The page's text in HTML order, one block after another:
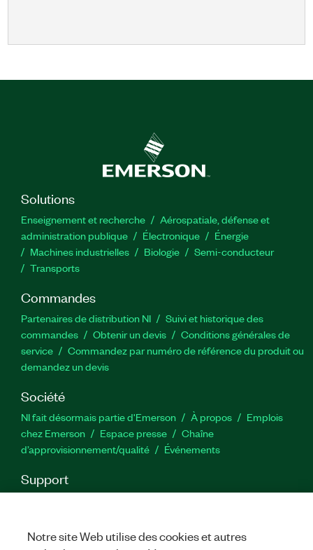
Solutions
Enseignement et recherche
Aérospatiale, défense et
administration publique
Électronique
Énergie​
Machines industrielles
Biologie
Semi-conducteur
Transports
Commandes
Partenaires de distribution NI
Suivi et historique des
commandes
Obtenir un devis
Conditions générales de
service
Commandez par numéro de référence du produit ou
demandez un devis
Société
NI fait désormais partie d'Emerson À propos
Emplois
chez Emerson
Espace presse
Chaîne
d’approvisionnement/qualité
Événements
Support
service
Commentaires sur le site
Notre site Web utilise des cookies et autres